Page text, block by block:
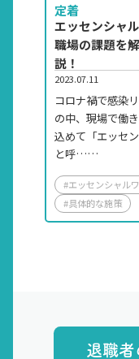
定着
エッセンシャ
職場の課題を
説！
2023.07.11
コロナ禍で感染
の中、現場で働
込めて「エッセ
と呼……
#エッセンシャル
#具体的な施策
退職者